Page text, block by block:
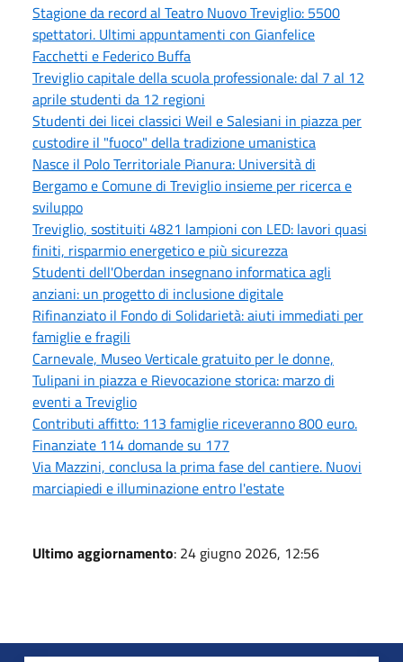
Stagione da record al Teatro Nuovo Treviglio: 5500
spettatori. Ultimi appuntamenti con Gianfelice
Facchetti e Federico Buffa
Treviglio capitale della scuola professionale: dal 7 al 12
aprile studenti da 12 regioni
Studenti dei licei classici Weil e Salesiani in piazza per
custodire il "fuoco" della tradizione umanistica
Nasce il Polo Territoriale Pianura: Università di
Bergamo e Comune di Treviglio insieme per ricerca e
sviluppo
Treviglio, sostituiti 4821 lampioni con LED: lavori quasi
finiti, risparmio energetico e più sicurezza
Studenti dell'Oberdan insegnano informatica agli
anziani: un progetto di inclusione digitale
Rifinanziato il Fondo di Solidarietà: aiuti immediati per
famiglie e fragili
Carnevale, Museo Verticale gratuito per le donne,
Tulipani in piazza e Rievocazione storica: marzo di
eventi a Treviglio
Contributi affitto: 113 famiglie riceveranno 800 euro.
Finanziate 114 domande su 177
Via Mazzini, conclusa la prima fase del cantiere. Nuovi
marciapiedi e illuminazione entro l'estate
Ultimo aggiornamento: 24 giugno 2026, 12:56